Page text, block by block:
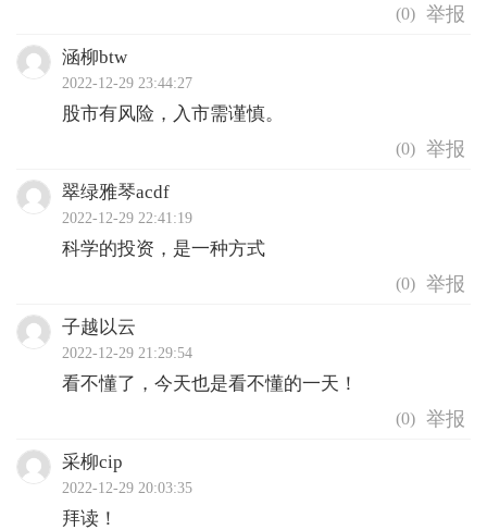
(0)
涵柳btw
2022-12-29 23:44:27
股市有风险，入市需谨慎。
(0)
翠绿雅琴acdf
2022-12-29 22:41:19
科学的投资，是一种方式
(0)
子越以云
2022-12-29 21:29:54
看不懂了，今天也是看不懂的一天！
(0)
采柳cip
2022-12-29 20:03:35
拜读！